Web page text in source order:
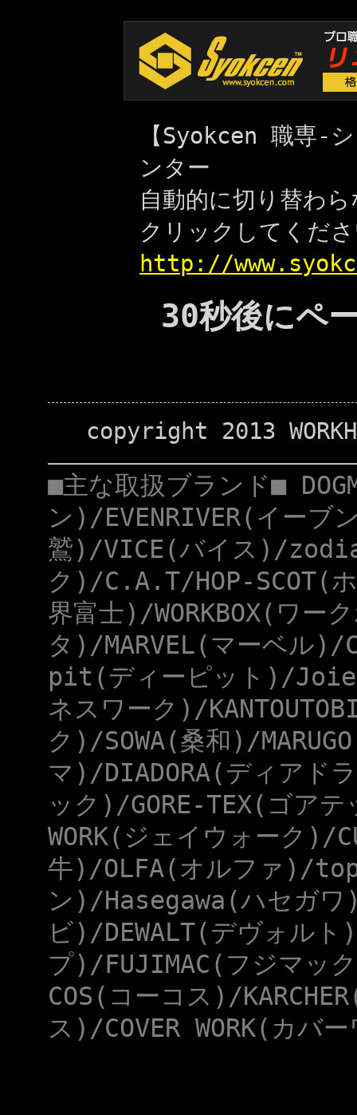
【Syokcen 職専-
ンター
自動的に切り替わ
クリックしてくだ
http://
30秒後にペ
copyright 2013
■主な取扱ブランド■
ン)/EVENRIVER(イーブ
鷲)/VICE(バイス)/
ク)/C.A.T/HOP-
界富士)/WORKBOX(ワ
タ)/MARVEL(マーベル
pit(ディーピット)/Joie(
ネスワーク)/
ク)/SOWA(桑和)/
マ)/DIADORA(ディアド
ック)/GORE-TEX(ゴア
WORK(ジェイウォーク)/
牛)/OLFA(オルファ)/
ン)/Hasegawa(ハセガ
ビ)/DEWALT(デヴォル
プ)/FUJIMAC(フジマッ
COS(コーコス)/
ス)/COVER WORK(カ